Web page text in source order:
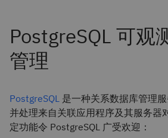
PostgreSQL 是一种关系数据库管理
并处理来自关联应用程序及其服务器
定功能令 PostgreSQL 广受欢迎：